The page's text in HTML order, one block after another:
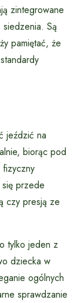
zintegrowane
Są
pamiętać, że
jeździć na
biorąc pod
przede
czy presją ze
tylko jeden z
dziecka w
ogólnych
sprawdzanie